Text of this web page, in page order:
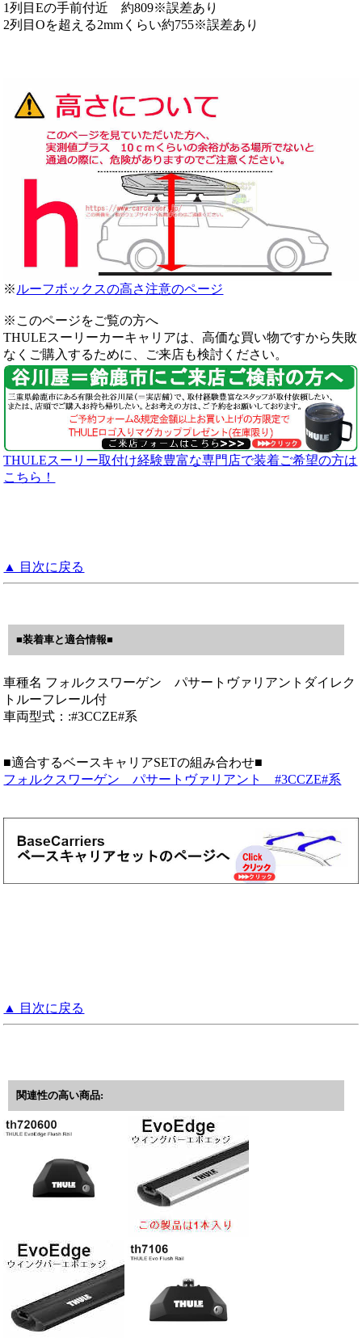
1列目Eの手前付近 約809※誤差あり
2列目Oを超える2mmくらい約755※誤差あり
※ ルーフボックスの高さ注意のページ
※このページをご覧の方へ
THULEスーリーカーキャリアは、高価な買い物ですから失敗
なくご購入するために、ご来店も検討ください。
THULEスーリー取付け経験豊富な専門店で装着ご希望の方は
こちら！
▲ 目次に戻る
■装着車と適合情報■
車種名 フォルクスワーゲン パサートヴァリアントダイレク
トルーフレール付
車両型式：:#3CCZE#系
■適合するベースキャリアSETの組み合わせ■
フォルクスワーゲン パサートヴァリアント #3CCZE#系
▲ 目次に戻る
関連性の高い商品: